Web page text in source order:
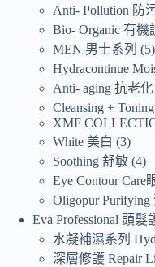
Anti- Pollution 防
Bio- Organic 有機
MEN 男士系列
5
Hydracontinue
Anti- aging 抗老化
Cleansing +
XMF
White 美白
3
Soothing 舒敏 4
Eye Contour Care
Oligopur Purifying
Eva Professional 頭髮
水凝補濕系列
深層修護 Repair